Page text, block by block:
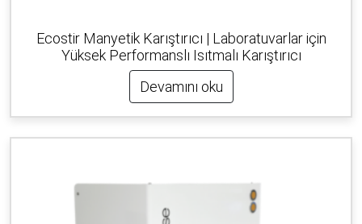
Ecostir Manyetik Karıştırıcı | Laboratuvarlar için
Yüksek Performanslı Isıtmalı Karıştırıcı
Devamını oku